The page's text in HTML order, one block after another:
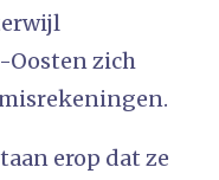
zich
​​erop dat ze